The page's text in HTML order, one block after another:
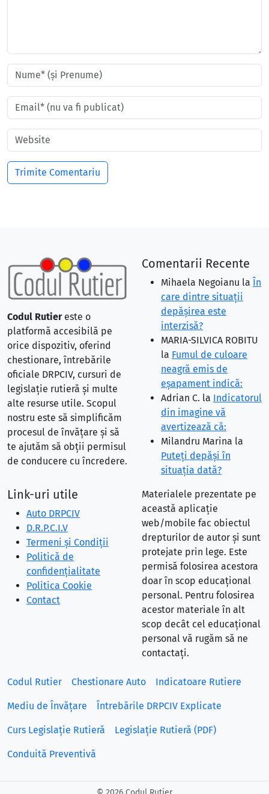
Codul Rutiereste o
platformă accesibilă pe
orice dispozitiv, oferind
chestionare, întrebările
oficiale DRPCIV, cursuri de
legislație rutieră și multe
alte resurse utile. Scopul
nostru este să simplificăm
procesul de învățare și să
te ajutăm să obții permisul
de conducere cu încredere.
Comentarii Recente
Mihaela Negoianu la În
care dintre situaţii
depăşirea este
interzisă?
MARIA-SILVICA ROBITU
la Fumul de culoare
neagră emis de
eşapament indică:
Adrian C. la Indicatorul
din imagine vă
avertizează că:
Milandru Marina la
Puteţi depăşi în
situaţia dată?
Link-uri utile
Auto DRPCIV
D.R.P.C.I.V
Termeni și Condiții
Politică de
confidențialitate
Politica Cookie
Contact
Materialele prezentate pe
această aplicație
web/mobile fac obiectul
drepturilor de autor și sunt
protejate prin lege. Este
permisă folosirea acestora
doar în scop educațional
personal. Pentru folosirea
acestor materiale în alt
scop decât cel educațional
personal vă rugăm să ne
contactați.
Codul Rutier Chestionare Auto Indicatoare Rutiere
Mediu de Învățare Întrebările DRPCIV Explicate
Curs Legislație Rutieră Legislație Rutieră (PDF)
Conduită Preventivă